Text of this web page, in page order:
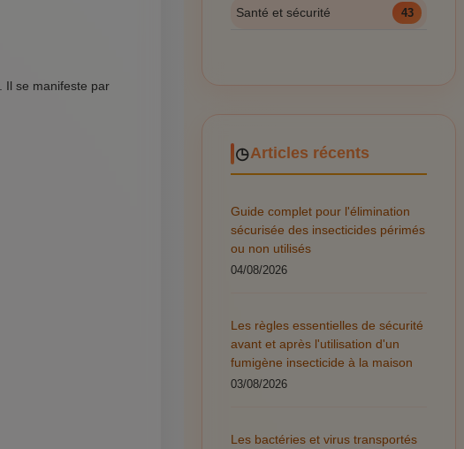
Il se manifeste par
Santé et sécurité 43
Articles récents
Guide complet pour l'élimination
sécurisée des insecticides périmés
ou non utilisés
04/08/2026
Les règles essentielles de sécurité
avant et après l'utilisation d'un
fumigène insecticide à la maison
03/08/2026
Les bactéries et virus transportés